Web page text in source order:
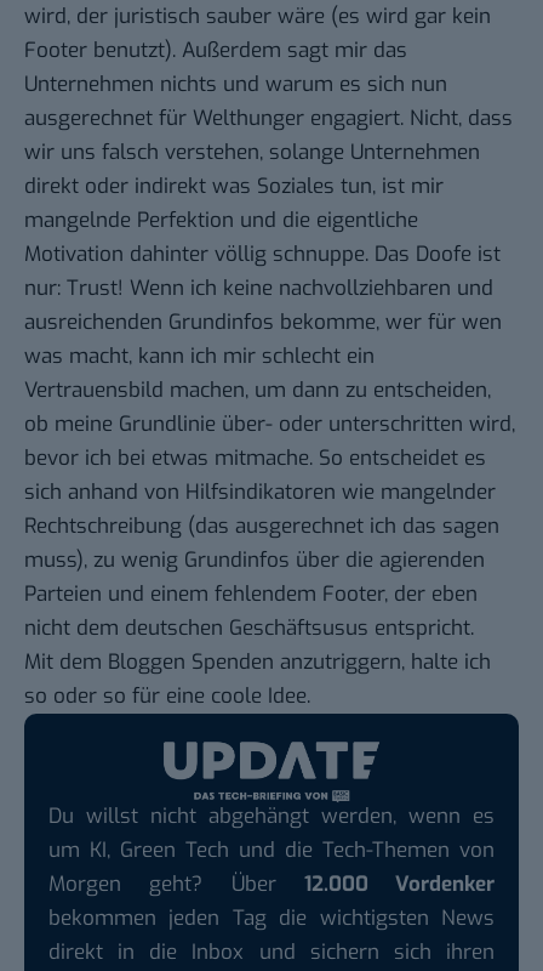
wird, der juristisch sauber wäre (es wird gar kein
Footer benutzt). Außerdem sagt mir das
Unternehmen nichts und warum es sich nun
ausgerechnet für Welthunger engagiert. Nicht, dass
wir uns falsch verstehen, solange Unternehmen
direkt oder indirekt was Soziales tun, ist mir
mangelnde Perfektion und die eigentliche
Motivation dahinter völlig schnuppe. Das Doofe ist
nur: Trust! Wenn ich keine nachvollziehbaren und
ausreichenden Grundinfos bekomme, wer für wen
was macht, kann ich mir schlecht ein
Vertrauensbild machen, um dann zu entscheiden,
ob meine Grundlinie über- oder unterschritten wird,
bevor ich bei etwas mitmache. So entscheidet es
sich anhand von Hilfsindikatoren wie mangelnder
Rechtschreibung (das ausgerechnet ich das sagen
muss), zu wenig Grundinfos über die agierenden
Parteien und einem fehlendem Footer, der eben
nicht dem deutschen Geschäftsusus entspricht.
Mit dem Bloggen Spenden anzutriggern, halte ich
so oder so für eine coole Idee.
Du willst nicht abgehängt werden, wenn es
um KI, Green Tech und die Tech-Themen von
Morgen geht? Über 12.000 Vordenker
bekommen jeden Tag die wichtigsten News
direkt in die Inbox und sichern sich ihren